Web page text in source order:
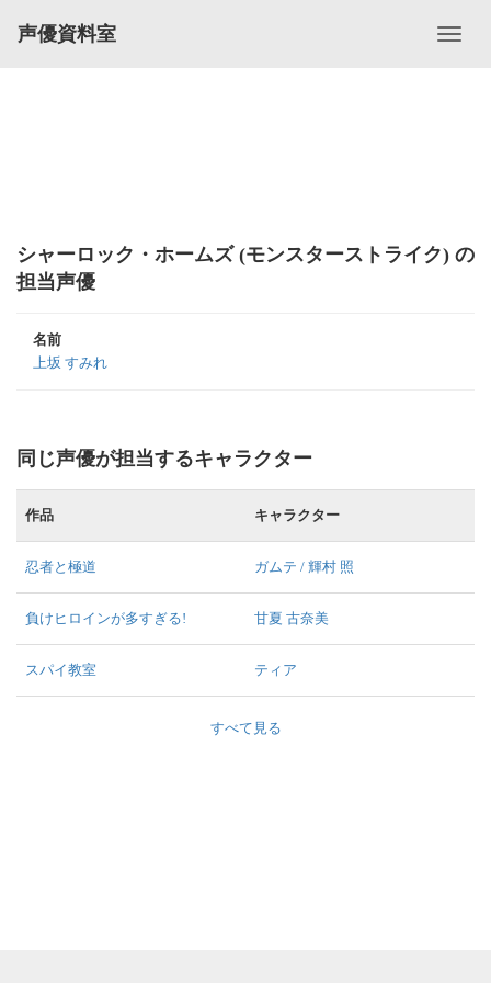
声優資料室
シャーロック・ホームズ (モンスターストライク) の
担当声優
名前
上坂 すみれ
同じ声優が担当するキャラクター
作品 キャラクター
忍者と極道 ガムテ / 輝村 照
負けヒロインが多すぎる! 甘夏 古奈美
スパイ教室 ティア
すべて見る